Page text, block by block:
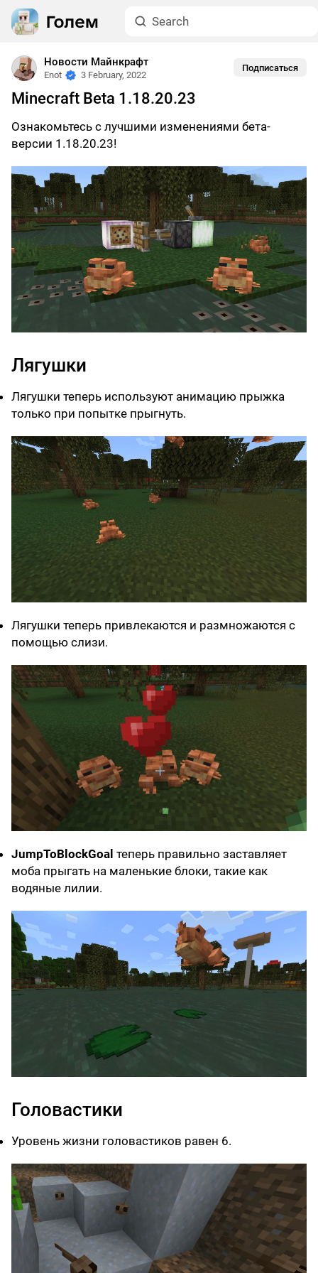
Новости Майнкрафт
Enot 3 February, 2022
Подписаться
Minecraft Beta 1.18.20.23
Ознакомьтесь с лучшими изменениями бета-
версии 1.18.20.23!
Лягушки
Лягушки теперь используют анимацию прыжка
только при попытке прыгнуть.
Лягушки теперь привлекаются и размножаются с
помощью слизи.
JumpToBlockGoal теперь правильно заставляет
моба прыгать на маленькие блоки, такие как
водяные лилии.
Головастики
Уровень жизни головастиков равен 6.